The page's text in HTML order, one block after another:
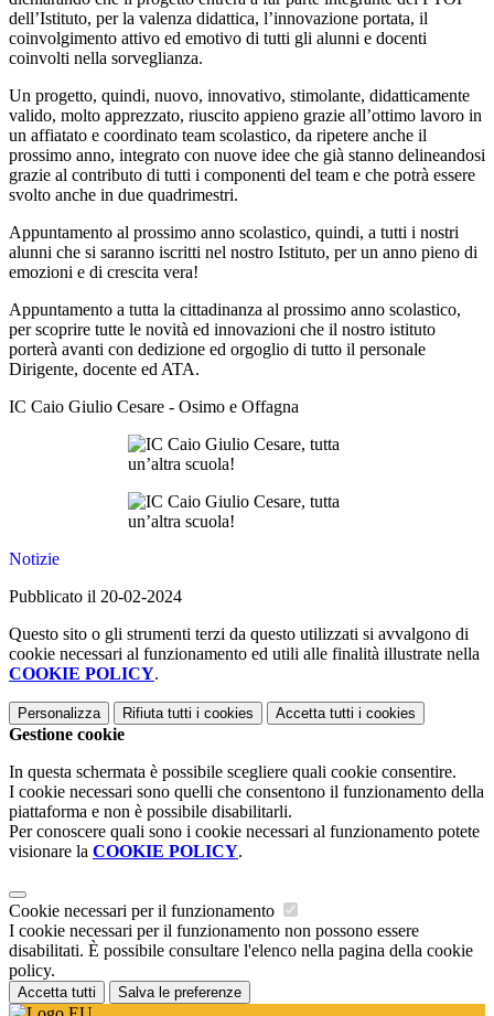
dell’Istituto, per la valenza didattica, l’innovazione portata, il
coinvolgimento attivo ed emotivo di tutti gli alunni e docenti
coinvolti nella sorveglianza.
Un progetto, quindi, nuovo, innovativo, stimolante, didatticamente
valido, molto apprezzato, riuscito appieno grazie all’ottimo lavoro in
un affiatato e coordinato team scolastico, da ripetere anche il
prossimo anno, integrato con nuove idee che già stanno delineandosi
grazie al contributo di tutti i componenti del team e che potrà essere
svolto anche in due quadrimestri.
Appuntamento al prossimo anno scolastico, quindi, a tutti i nostri
alunni che si saranno iscritti nel nostro Istituto, per un anno pieno di
emozioni e di crescita vera!
Appuntamento a tutta la cittadinanza al prossimo anno scolastico,
per scoprire tutte le novità ed innovazioni che il nostro istituto
porterà avanti con dedizione ed orgoglio di tutto il personale
Dirigente, docente ed ATA.
IC Caio Giulio Cesare - Osimo e Offagna
Notizie
Pubblicato il 20-02-2024
Questo sito o gli strumenti terzi da questo utilizzati si avvalgono di
cookie necessari al funzionamento ed utili alle finalità illustrate nella
COOKIE POLICY.
Personalizza Rifiuta tutti i cookies Accetta tutti i cookies
Gestione cookie
In questa schermata è possibile scegliere quali cookie consentire.
I cookie necessari sono quelli che consentono il funzionamento della
piattaforma e non è possibile disabilitarli.
Per conoscere quali sono i cookie necessari al funzionamento potete
visionare la COOKIE POLICY.
Cookie necessari per il funzionamento
I cookie necessari per il funzionamento non possono essere
disabilitati. È possibile consultare l'elenco nella pagina della cookie
policy.
Accetta tutti Salva le preferenze